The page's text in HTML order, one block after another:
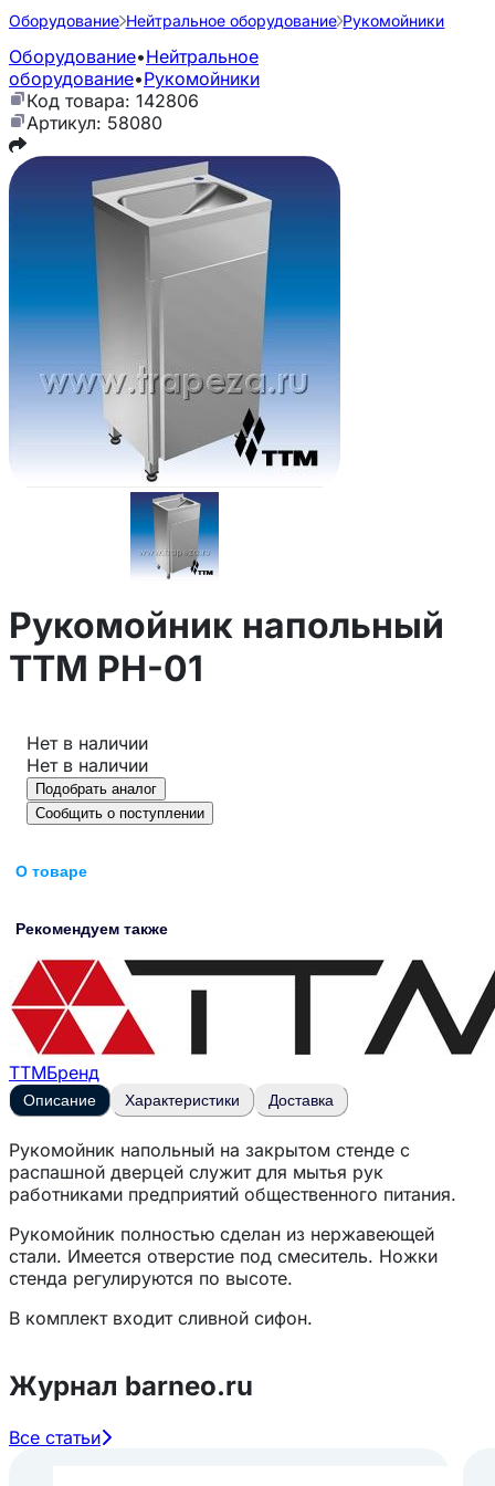
Оборудование Нейтральное оборудование Рукомойники
Оборудование•Нейтральное
оборудование•Рукомойники
Код товара: 142806
Артикул: 58080
Рукомойник напольный
ТТМ РН-01
Нет в наличии
Нет в наличии
Подобрать аналог
Сообщить о поступлении
О товаре
Рекомендуем также
ТТМБренд
Описание Характеристики Доставка
Рукомойник напольный на закрытом стенде с
распашной дверцей служит для мытья рук
работниками предприятий общественного питания.
Рукомойник полностью сделан из нержавеющей
стали. Имеется отверстие под смеситель. Ножки
стенда регулируются по высоте.
В комплект входит сливной сифон.
Журнал barneo.ru
Все статьи